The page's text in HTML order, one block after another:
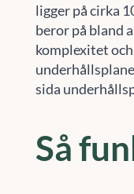
ligger på cirka
beror på bland
komplexitet
sida
Så